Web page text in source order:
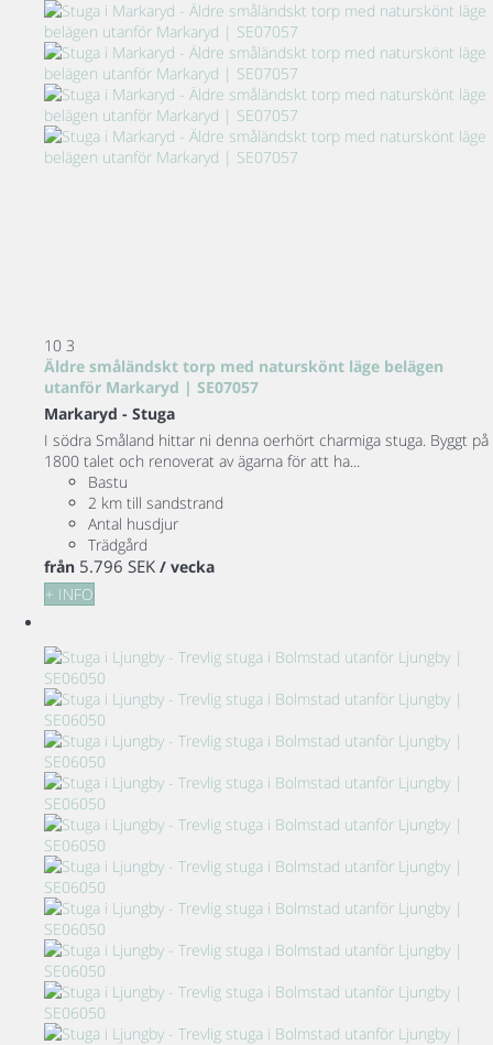
10 3
Äldre småländskt torp med naturskönt läge belägen
utanför Markaryd | SE07057
Markaryd - Stuga
I södra Småland hittar ni denna oerhört charmiga stuga. Byggt på
1800 talet och renoverat av ägarna för att ha...
Bastu
2 km till sandstrand
Antal husdjur
Trädgård
från 5.796 SEK / vecka
+ INFO